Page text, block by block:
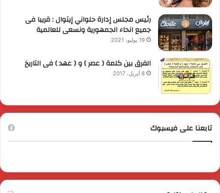
رئيس مجلس إدارة حلواني إيتوال : قريبا فى
جميع انحاء الجمهورية ونسعى للعالمية
19 يوليو، 2021
الفرق بين كلمة ( عصر ) و ( عهد ) فى التاريخ
8 أبريل، 2017
تابعنا على فيسبوك